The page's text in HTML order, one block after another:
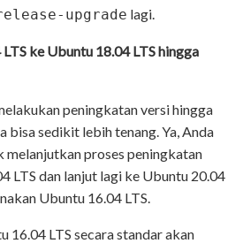
upgrade lagi.
ke Ubuntu 18.04 LTS hingga
peningkatan versi hingga
bisa sedikit lebih tenang. Ya, Anda
melanjutkan proses peningkatan
LTS dan lanjut lagi ke Ubuntu 20.04
Ubuntu 16.04 LTS.
16.04 LTS secara standar akan